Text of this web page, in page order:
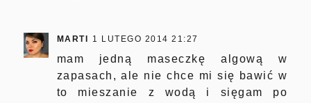
MARTI 1 LUTEGO 2014 21:27
mam jedną maseczkę algową w
zapasach, ale nie chce mi się bawić w
to mieszanie z wodą i sięgam po